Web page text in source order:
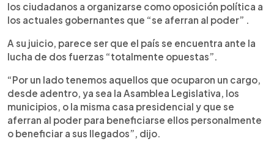
los ciudadanos a organizarse como oposición política a
los actuales gobernantes que “se aferran al poder” .
A su juicio, parece ser que el país se encuentra ante la
lucha de dos fuerzas “totalmente opuestas”.
“Por un lado tenemos aquellos que ocuparon un cargo,
desde adentro, ya sea la Asamblea Legislativa, los
municipios, o la misma casa presidencial y que se
aferran al poder para beneficiarse ellos personalmente
o beneficiar a sus llegados”, dijo.